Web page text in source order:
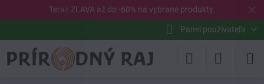
✕
Teraz ZĽAVA až do -60% na vybrané produkty
Panel používateľa